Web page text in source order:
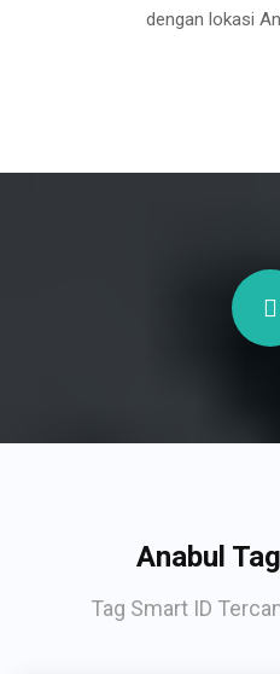
dengan lokasi
Anabul
Tag Smart ID